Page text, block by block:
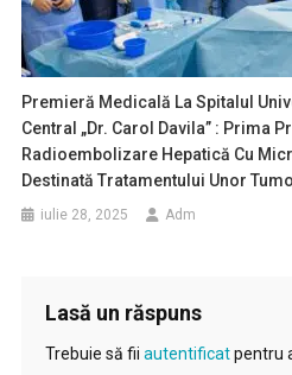
Premieră Medicală La Spitalul
Central „Dr. Carol Davila” : Prima
Radioembolizare Hepatică Cu
Destinată Tratamentului Unor
iulie 28, 2025 Adm
Lasă un răspuns
Trebuie să fii autentificatpentru